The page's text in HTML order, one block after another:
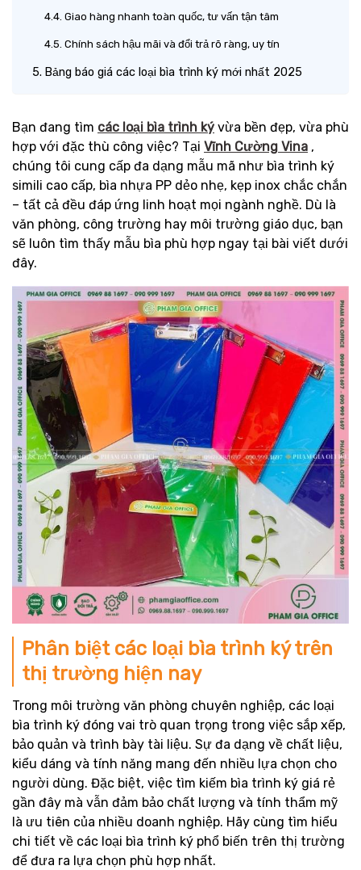
Giao hàng nhanh toàn quốc, tư vấn tận tâm
Chính sách hậu mãi và đổi trả rõ ràng, uy tín
Bảng báo giá các loại bìa trình ký mới nhất 2025
Bạn đang tìm các loại bìa trình ký vừa bền đẹp, vừa phù
hợp với đặc thù công việc? Tại Vĩnh Cường Vina ,
chúng tôi cung cấp đa dạng mẫu mã như bìa trình ký
simili cao cấp, bìa nhựa PP dẻo nhẹ, kẹp inox chắc chắn
– tất cả đều đáp ứng linh hoạt mọi ngành nghề. Dù là
văn phòng, công trường hay môi trường giáo dục, bạn
sẽ luôn tìm thấy mẫu bìa phù hợp ngay tại bài viết dưới
đây.
Phân biệt các loại bìa trình ký trên
thị trường hiện nay
Trong môi trường văn phòng chuyên nghiệp, các loại
bìa trình ký đóng vai trò quan trọng trong việc sắp xếp,
bảo quản và trình bày tài liệu. Sự đa dạng về chất liệu,
kiểu dáng và tính năng mang đến nhiều lựa chọn cho
người dùng. Đặc biệt, việc tìm kiếm bìa trình ký giá rẻ
gần đây mà vẫn đảm bảo chất lượng và tính thẩm mỹ
là ưu tiên của nhiều doanh nghiệp. Hãy cùng tìm hiểu
chi tiết về các loại bìa trình ký phổ biến trên thị trường
để đưa ra lựa chọn phù hợp nhất.